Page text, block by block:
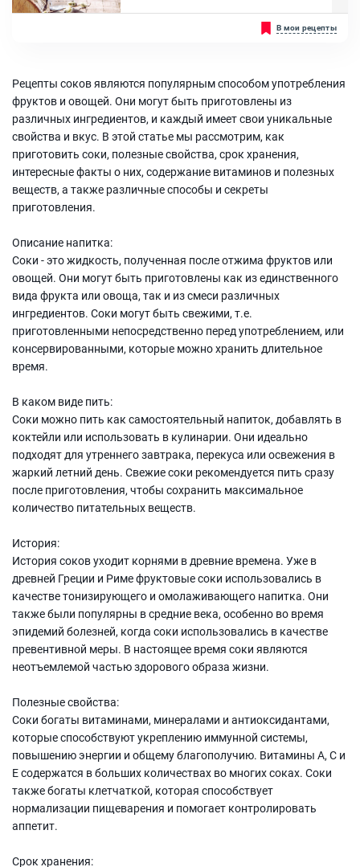
Яблоки, Лимонный сок, Сахар
Подтверждённых данных о пользе сока из берёзовых рощ в
целом не существует, либо они находятся в секрете. Для
кисло-сладкая вода, которая продаётся в банках или тетрапаках.
Ингредиенты:
Берёзовый сок, Сахар, Лимонная кислота, Лимон , Апельсин,
В мои рецепты
Рецепты соков являются популярным способом употребления
фруктов и овощей. Они могут быть приготовлены из
различных ингредиентов, и каждый имеет свои уникальные
свойства и вкус. В этой статье мы рассмотрим, как
приготовить соки, полезные свойства, срок хранения,
интересные факты о них, содержание витаминов и полезных
веществ, а также различные способы и секреты
приготовления.
Описание напитка:
Соки - это жидкость, полученная после отжима фруктов или
овощей. Они могут быть приготовлены как из единственного
вида фрукта или овоща, так и из смеси различных
ингредиентов. Соки могут быть свежими, т.е.
приготовленными непосредственно перед употреблением, или
консервированными, которые можно хранить длительное
время.
В каком виде пить:
Соки можно пить как самостоятельный напиток, добавлять в
коктейли или использовать в кулинарии. Они идеально
подходят для утреннего завтрака, перекуса или освежения в
жаркий летний день. Свежие соки рекомендуется пить сразу
после приготовления, чтобы сохранить максимальное
количество питательных веществ.
История:
История соков уходит корнями в древние времена. Уже в
древней Греции и Риме фруктовые соки использовались в
качестве тонизирующего и омолаживающего напитка. Они
также были популярны в средние века, особенно во время
эпидемий болезней, когда соки использовались в качестве
превентивной меры. В настоящее время соки являются
неотъемлемой частью здорового образа жизни.
Полезные свойства:
Соки богаты витаминами, минералами и антиоксидантами,
которые способствуют укреплению иммунной системы,
повышению энергии и общему благополучию. Витамины А, С и
Е содержатся в больших количествах во многих соках. Соки
также богаты клетчаткой, которая способствует
нормализации пищеварения и помогает контролировать
аппетит.
Срок хранения: